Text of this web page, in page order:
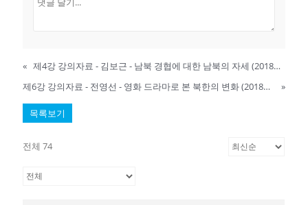
«
제4강 강의자료 - 김보근 - 남북 경협에 대한 남북의 자세 (2018년 11월 5일) - 2018년 11월 5일 게시
제6강 강의자료 - 전영선 - 영화 드라마로 본 북한의 변화 (2018년 11월 19일) - 2018년 11월 18일 게시
»
목록보기
전체 74